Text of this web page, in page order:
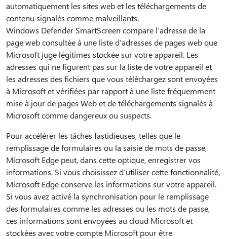
automatiquement les sites web et les téléchargements de
contenu signalés comme malveillants.
Windows Defender SmartScreen compare l’adresse de la
page web consultée à une liste d’adresses de pages web que
Microsoft juge légitimes stockée sur votre appareil. Les
adresses qui ne figurent pas sur la liste de votre appareil et
les adresses des fichiers que vous téléchargez sont envoyées
à Microsoft et vérifiées par rapport à une liste fréquemment
mise à jour de pages Web et de téléchargements signalés à
Microsoft comme dangereux ou suspects.
Pour accélérer les tâches fastidieuses, telles que le
remplissage de formulaires ou la saisie de mots de passe,
Microsoft Edge peut, dans cette optique, enregistrer vos
informations. Si vous choisissez d’utiliser cette fonctionnalité,
Microsoft Edge conserve les informations sur votre appareil.
Si vous avez activé la synchronisation pour le remplissage
des formulaires comme les adresses ou les mots de passe,
ces informations sont envoyées au cloud Microsoft et
stockées avec votre compte Microsoft pour être